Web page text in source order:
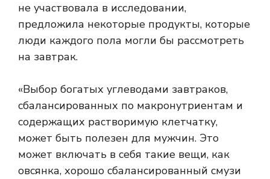
не участвовала в исследовании,
предложила некоторые продукты, которые
люди каждого пола могли бы рассмотреть
на завтрак.
«Выбор богатых углеводами завтраков,
сбалансированных по макронутриентам и
содержащих растворимую клетчатку,
может быть полезен для мужчин. Это
может включать в себя такие вещи, как
овсянка, хорошо сбалансированный смузи